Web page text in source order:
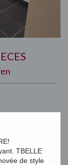
TBELLE
de style